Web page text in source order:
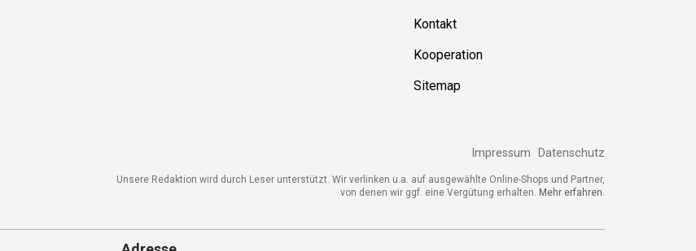
Unsere Redaktion wird durch Leser unterstützt. Wir verlinken u.a. auf ausgewählte Online-Shops und Partner,